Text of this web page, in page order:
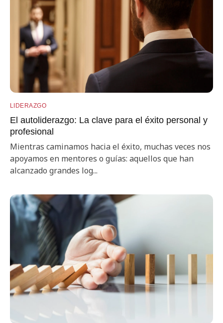
LIDERAZGO
El autoliderazgo: La clave para el éxito personal y
profesional
Mientras caminamos hacia el éxito, muchas veces nos
apoyamos en mentores o guías: aquellos que han
alcanzado grandes log...